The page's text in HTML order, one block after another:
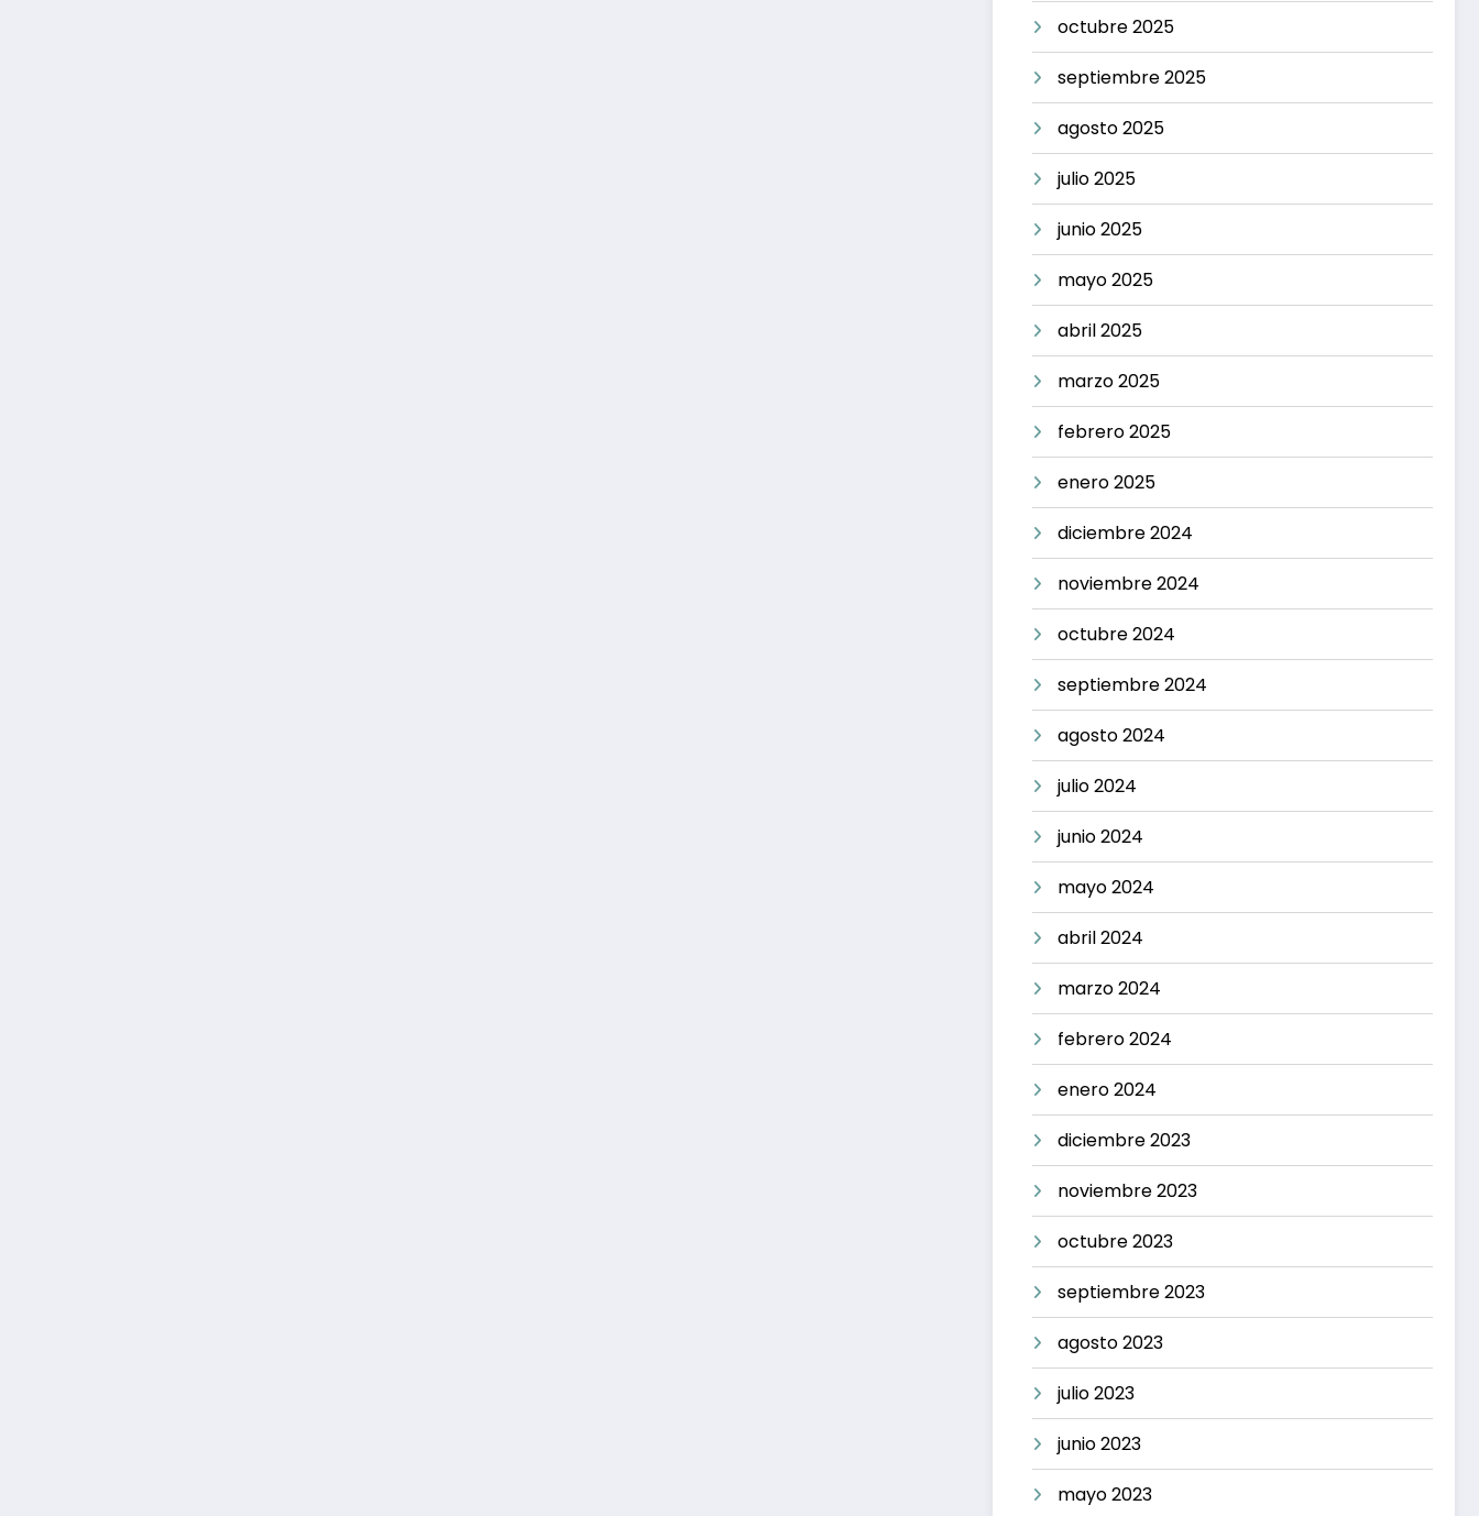
octubre 2025
septiembre 2025
agosto 2025
julio 2025
junio 2025
mayo 2025
abril 2025
marzo 2025
febrero 2025
enero 2025
diciembre 2024
noviembre 2024
octubre 2024
septiembre 2024
agosto 2024
julio 2024
junio 2024
mayo 2024
abril 2024
marzo 2024
febrero 2024
enero 2024
diciembre 2023
noviembre 2023
octubre 2023
septiembre 2023
agosto 2023
julio 2023
junio 2023
mayo 2023